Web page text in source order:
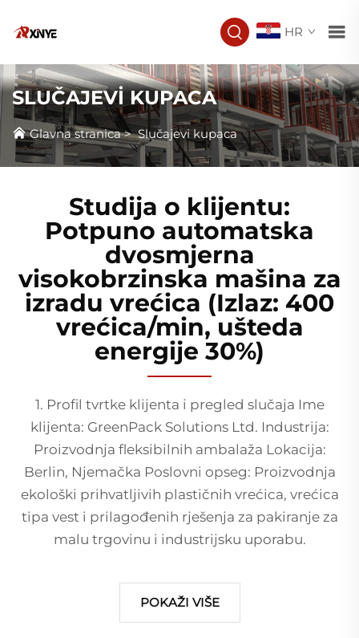
HR
SLUČAJEVİ KUPACA
Glavna stranica>Slučajevi kupaca
Studija o klijentu:
Potpuno automatska
dvosmjerna
visokobrzinska mašina za
izradu vrećica (Izlaz: 400
vrećica/min, ušteda
energije 30%)
1. Profil tvrtke klijenta i pregled slučaja Ime
klijenta: GreenPack Solutions Ltd. Industrija:
Proizvodnja fleksibilnih ambalaža Lokacija:
Berlin, Njemačka Poslovni opseg: Proizvodnja
ekološki prihvatljivih plastičnih vrećica, vrećica
tipa vest i prilagođenih rješenja za pakiranje za
malu trgovinu i industrijsku uporabu.
POKAŽI VIŠE